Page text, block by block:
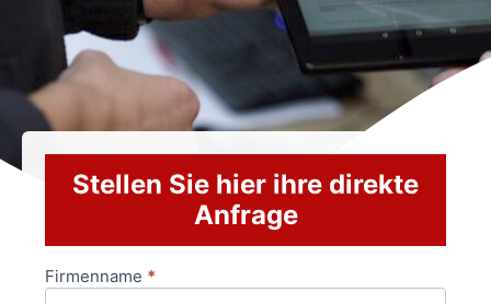
Stellen Sie hier ihre direkte
Anfrage
Anfrageformular
Firmenname *